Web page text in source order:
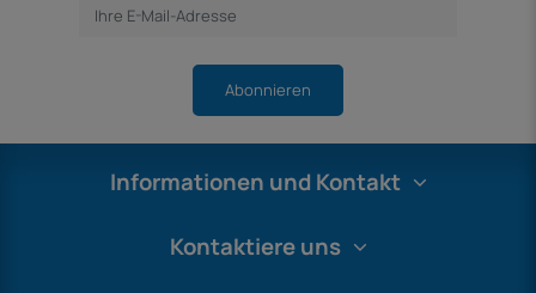
Abonnieren
Informationen und Kontakt
Kontaktiere uns